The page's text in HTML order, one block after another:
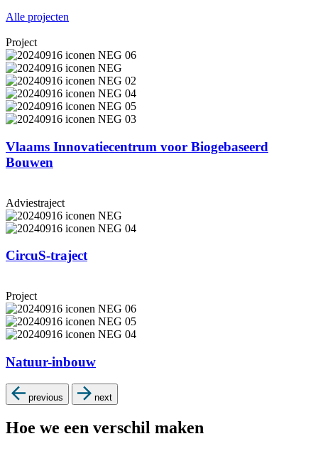
Alle projecten
Project
Vlaams In­no­va­tie­cen­trum voor Bi­o­ge­ba­seerd
Bouwen
Adviestraject
CircuS-traject
Project
Natuur-inbouw
previous next
Hoe we een verschil maken